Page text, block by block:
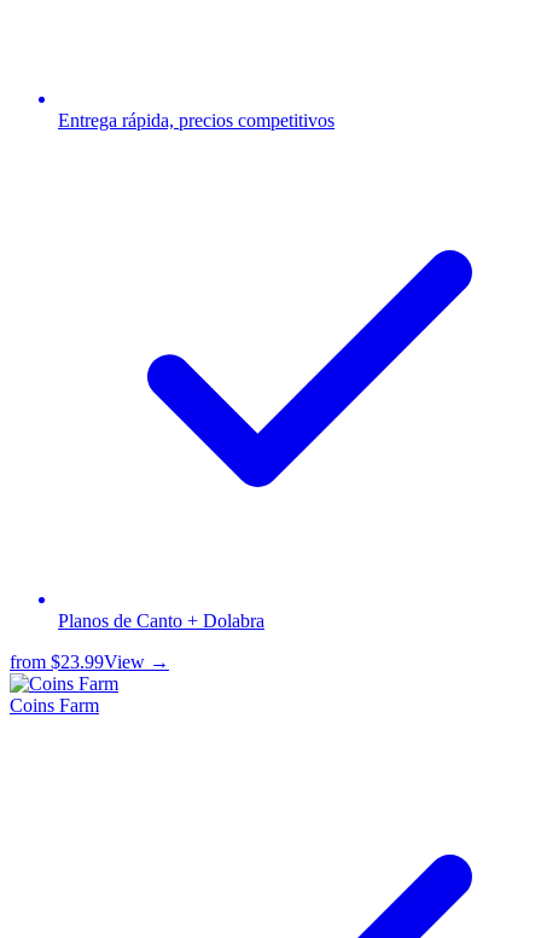
Entrega rápida, precios competitivos
Planos de Canto + Dolabra
from $23.99View →
Coins Farm